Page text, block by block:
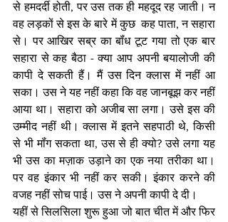
से हमदर्दी होती, पर उस तक ही महदूद रह जाती। न
वह लड़कों से इस के बारे में कुछ  कह पाता, न सहारा
से। पर आखिर सब्र का बॉंध टूट गया तो एक बार
सहारा से कह बैठा - क्या आप अपनी बयालोजी की
कापी दे सकती हैं। मैं उस दिन क्लास में नहीं आ
सका। उस ने यह नहीं कहा कि वह जानबूझ कर नहीं
आया था। सहारा को अजीब सा लगा। उसे इस की
उम्मीद नहीं थी। क्लास में इतने सहपाठी थे, किसी
से भी मॉंग सकता था, उस से ही क्यो? उसे लगा यह
भी उस का मज़ाक उड़ाने का एक नया तरीका था।
पर वह इंकार भी नहीं कर सकी। इंकार करने की
वजह नहीं सोच पाई। उस ने अपनी कापी दे दी।
यहीं से सिलसिला शुरू हुआ जो बात चीत में और फिर